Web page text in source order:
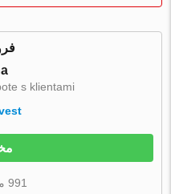
s klientami
991 ملک بیشتر